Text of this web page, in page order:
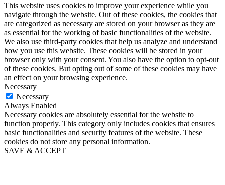
This website uses cookies to improve your experience while you
navigate through the website. Out of these cookies, the cookies that
are categorized as necessary are stored on your browser as they are
as essential for the working of basic functionalities of the website.
We also use third-party cookies that help us analyze and understand
how you use this website. These cookies will be stored in your
browser only with your consent. You also have the option to opt-out
of these cookies. But opting out of some of these cookies may have
an effect on your browsing experience.
Necessary
Necessary
Always Enabled
Necessary cookies are absolutely essential for the website to
function properly. This category only includes cookies that ensures
basic functionalities and security features of the website. These
cookies do not store any personal information.
SAVE & ACCEPT